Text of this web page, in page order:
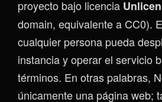
proyecto bajo licencia
domain, equivalente a CC0).
cualquier persona pueda
instancia y operar el servicio
términos. En otras palabras,
únicamente una página web;